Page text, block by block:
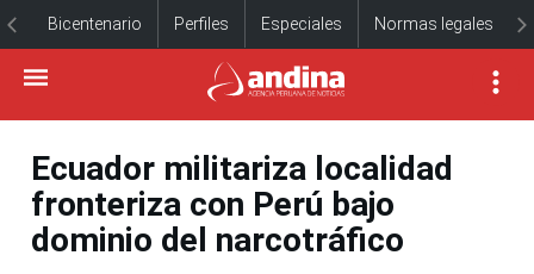
Bicentenario Perfiles Especiales Normas legales
Ecuador militariza localidad
fronteriza con Perú bajo
dominio del narcotráfico